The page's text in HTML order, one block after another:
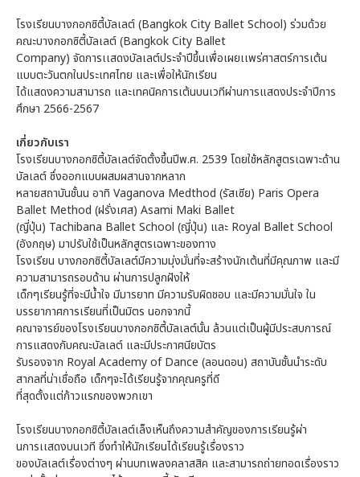
โรงเรียนบางกอกซิตี้บัลเลต์ (Bangkok City Ballet School) ร่วมด้วย
คณะบางกอกซิตี้บัลเลต์ (Bangkok City Ballet
Company) จัดการเเสดงบัลเลต์ประจำปีขึ้นเพื่อเผยเเพร่ศาสตร์การเต้น
แบบตะวันตกในประเทศไทย และเพื่อให้นักเรียน
ได้แสดงความสามารถ และเทคนิคการเต้นบนเวทีผ่านการแสดงประจำปีการ
ศึกษา 2566-2567
เกี่ยวกับเรา
โรงเรียนบางกอกซิตี้บัลเลต์จัดตั้งขึ้นปีพ.ศ. 2539 โดยใช้หลักสูตรเฉพาะด้าน
บัลเลต์ ซึ่งออกแบบผสมผสานจากหลาก
หลายสถาบันชั้นน อาทิ Vaganova Medthod (รัสเซีย) Paris Opera
Ballet Method (ฝรั่งเศส) Asami Maki Ballet
(ญี่ปุ่น) Tachibana Ballet School (ญี่ปุ่น) และ Royal Ballet School
(อังกฤษ) มาปรับใช้เป็นหลักสูตรเฉพาะของทาง
โรงเรียน บางกอกซิตี้บัลเลต์มีความมุ่งมั่นที่จะสร้างนักเต้นที่มีคุณภาพ และมี
ความสามารถรอบด้าน ผ่านการปลูกฝังให้
เด็กๆเรียนรู้ที่จะมีน้ำใจ มีมารยาท มีความรับผิดชอบ และมีความมั่นใจ ใน
บรรยากาศการเรียนที่เป็นมิตร นอกจากนี้
คณาจารย์ของโรงเรียนบางกอกซิตี้บัลเลต์นั้น ล้วนแต่เป็นผู้มีประสบการณ์
การแสดงกับคณะบัลเลต์ และมีประกาศนียบัตร
รับรองจาก Royal Academy of Dance (ลอนดอน) สถาบันชั้นนำระดับ
สากลที่น่าเชื่อถือ เด็กๆจะได้เรียนรู้จากคุณครูที่ดี
ที่สุดตั้งแต่ก้าวแรกของพวกเขา
โรงเรียนบางกอกซิตี้บัลเลต์เล็งเห็นถึงความสำคัญของการเรียนรู้ผ่า
นการเเสดงบนเวที ซึ่งทำให้นักเรียนได้เรียนรู้เรื่องราว
ของบัลเลต์เรื่องต่างๆ ผ่านบทเพลงคลาสสิค และสามารถถ่ายทอดเรื่องราว